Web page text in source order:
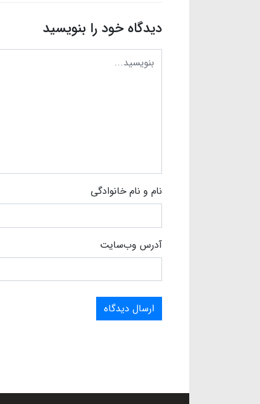
دیدگاه خود را بنویسید
نام و نام خانوادگی
آدرس وب‌سایت
ارسال دیدگاه